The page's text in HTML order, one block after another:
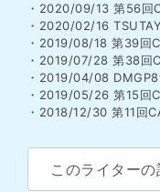
・2020/09/13 第56回
・2020/02/16
・2019/08/18 第39回
・2019/07/28 第38回
・2019/04/08
・2019/05/26 第15回
・2018/12/30 第11回
このライター